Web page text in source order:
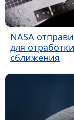
NASA
для
сближения